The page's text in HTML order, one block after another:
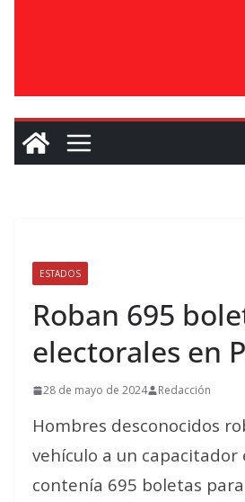
ESTADOS
Roban 695
electorales en
28 de mayo de 2024 Redacción
Hombres desconocidos
vehículo a un capacitador
contenía 695 boletas